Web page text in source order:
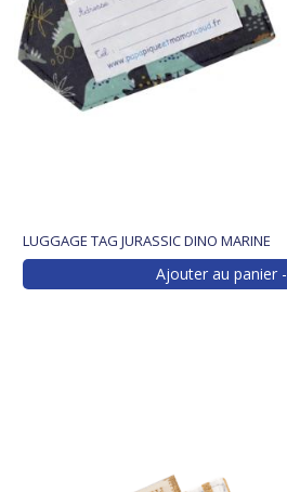
LUGGAGE TAG JURASSIC DINO MARINE
Ajouter au panier